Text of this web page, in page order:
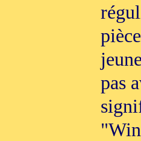
pas